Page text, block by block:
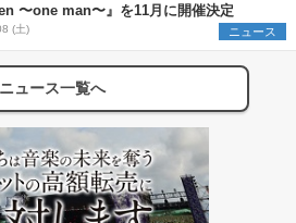
〜one man〜』を11月に開催決定
(土) ニュース
ニュース一覧へ